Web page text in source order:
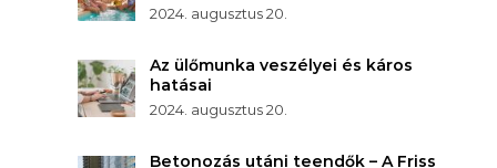
2024. augusztus 20.
Az ülőmunka veszélyei és káros
hatásai
2024. augusztus 20.
Betonozás utáni teendők – A Friss